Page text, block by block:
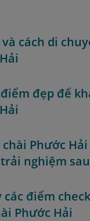
cách di
đẹp để
chài Phước
nghiệm sau
các điểm
Phước Hải